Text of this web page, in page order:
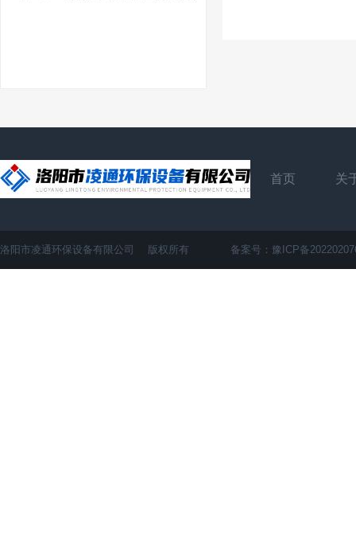
首页 关
洛阳市凌通环保设备有限公司 版权所有 备案号： 豫ICP备